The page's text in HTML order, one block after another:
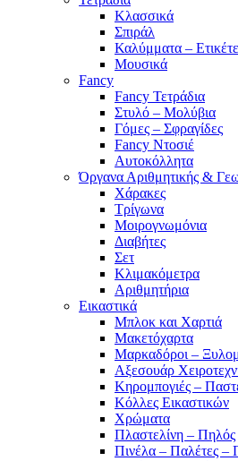
Κλασσικά
Σπιράλ
Καλύμματα –
Μουσικά
Fancy
Fancy Τετράδια
Στυλό – Μολύβια
Γόμες – Σφραγίδες
Fancy Ντοσιέ
Αυτοκόλλητα
Όργανα Αριθμητικής &
Χάρακες
Τρίγωνα
Mοιρογνωμόνια
Διαβήτες
Σετ
Κλιμακόμετρα
Αριθμητήρια
Εικαστικά
Μπλοκ και Χαρτιά
Μακετόχαρτα
Μαρκαδόροι –
Αξεσουάρ
Κηρομπογιές –
Κόλλες Εικαστικών
Χρώματα
Πλαστελίνη – Πηλός
Πινέλα – Παλέτες –